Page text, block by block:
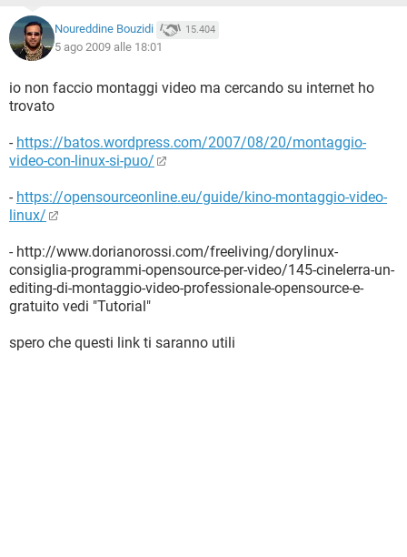
Noureddine Bouzidi 15.404
5 ago 2009 alle 18:01
io non faccio montaggi video ma cercando su internet ho
trovato
- https://batos.wordpress.com/2007/08/20/montaggio-
video-con-linux-si-puo/
- https://opensourceonline.eu/guide/kino-montaggio-video-
linux/
- http://www.dorianorossi.com/freeliving/dorylinux-
consiglia-programmi-opensource-per-video/145-cinelerra-un-
editing-di-montaggio-video-professionale-opensource-e-
gratuito vedi "Tutorial"
spero che questi link ti saranno utili